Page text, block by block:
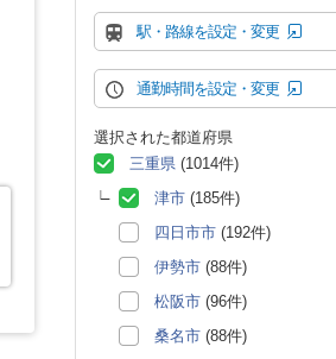
駅・路線を設定・変更
通勤時間を設定・変更
選択された都道府県
三重県 (1014件)
津市 (185件)
四日市市 (192件)
伊勢市 (88件)
松阪市 (96件)
桑名市 (88件)